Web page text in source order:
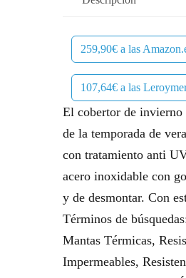
259,90€ a las
107,64€ a las
El cobertor de invierno
de la temporada de
con tratamiento anti
acero inoxidable con
y de desmontar. Con
Términos de
Mantas Térmicas,
Impermeables,